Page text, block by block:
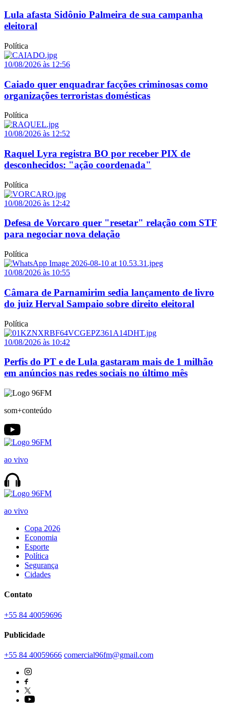
Lula afasta Sidônio Palmeira de sua campanha
eleitoral
Política
10/08/2026 às 12:56
Caiado quer enquadrar facções criminosas como
organizações terroristas domésticas
Política
10/08/2026 às 12:52
Raquel Lyra registra BO por receber PIX de
desconhecidos: "ação coordenada"
Política
10/08/2026 às 12:42
Defesa de Vorcaro quer "resetar" relação com STF
para negociar nova delação
Política
10/08/2026 às 10:55
Câmara de Parnamirim sedia lançamento de livro
do juiz Herval Sampaio sobre direito eleitoral
Política
10/08/2026 às 10:42
Perfis do PT e de Lula gastaram mais de 1 milhão
em anúncios nas redes sociais no último mês
som+conteúdo
ao vivo
ao vivo
Copa 2026
Economia
Esporte
Política
Segurança
Cidades
Contato
+55 84 40059696
Publicidade
+55 84 40059666 comercial96fm@gmail.com